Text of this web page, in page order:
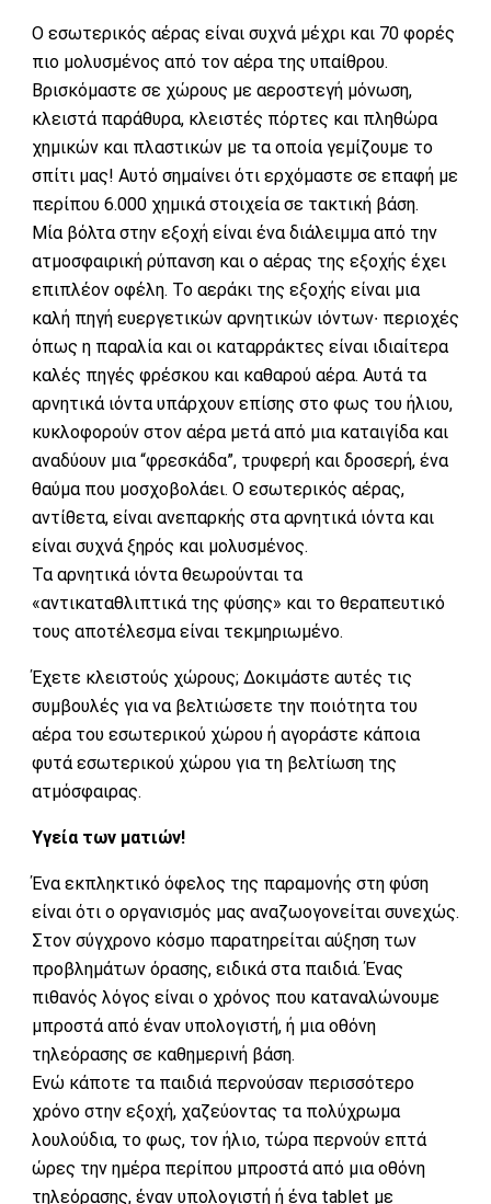
Ο εσωτερικός αέρας είναι συχνά μέχρι και 70 φορές
πιο μολυσμένος από τον αέρα της υπαίθρου.
Βρισκόμαστε σε χώρους με αεροστεγή μόνωση,
κλειστά παράθυρα, κλειστές πόρτες και πληθώρα
χημικών και πλαστικών με τα οποία γεμίζουμε το
σπίτι μας! Αυτό σημαίνει ότι ερχόμαστε σε επαφή με
περίπου 6.000 χημικά στοιχεία σε τακτική βάση.
Μία βόλτα στην εξοχή είναι ένα διάλειμμα από την
ατμοσφαιρική ρύπανση και ο αέρας της εξοχής έχει
επιπλέον οφέλη. Το αεράκι της εξοχής είναι μια
καλή πηγή ευεργετικών αρνητικών ιόντων∙ περιοχές
όπως η παραλία και οι καταρράκτες είναι ιδιαίτερα
καλές πηγές φρέσκου και καθαρού αέρα. Αυτά τα
αρνητικά ιόντα υπάρχουν επίσης στο φως του ήλιου,
κυκλοφορούν στον αέρα μετά από μια καταιγίδα και
αναδύουν μια “φρεσκάδα”, τρυφερή και δροσερή, ένα
θαύμα που μοσχοβολάει. Ο εσωτερικός αέρας,
αντίθετα, είναι ανεπαρκής στα αρνητικά ιόντα και
είναι συχνά ξηρός και μολυσμένος.
Τα αρνητικά ιόντα θεωρούνται τα
«αντικαταθλιπτικά της φύσης» και το θεραπευτικό
τους αποτέλεσμα είναι τεκμηριωμένο.
Έχετε κλειστούς χώρους; Δοκιμάστε αυτές τις
συμβουλές για να βελτιώσετε την ποιότητα του
αέρα του εσωτερικού χώρου ή αγοράστε κάποια
φυτά εσωτερικού χώρου για τη βελτίωση της
ατμόσφαιρας.
Υγεία των ματιών!
Ένα εκπληκτικό όφελος της παραμονής στη φύση
είναι ότι ο οργανισμός μας αναζωογονείται συνεχώς.
Στον σύγχρονο κόσμο παρατηρείται αύξηση των
προβλημάτων όρασης, ειδικά στα παιδιά. Ένας
πιθανός λόγος είναι ο χρόνος που καταναλώνουμε
μπροστά από έναν υπολογιστή, ή μια οθόνη
τηλεόρασης σε καθημερινή βάση.
Ενώ κάποτε τα παιδιά περνούσαν περισσότερο
χρόνο στην εξοχή, χαζεύοντας τα πολύχρωμα
λουλούδια, το φως, τον ήλιο, τώρα περνούν επτά
ώρες την ημέρα περίπου μπροστά από μια οθόνη
τηλεόρασης, έναν υπολογιστή ή ένα tablet με